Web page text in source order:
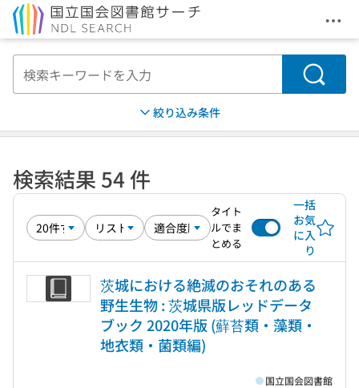
メ
検索
絞り込み条件
検索結果 54 件
タイト
ルでま
とめる
一括
お気
に入
り
茨城における絶滅のおそれのある
野生生物 : 茨城県版レッドデータ
ブック 2020年版 (蘚苔類・藻類・
地衣類・菌類編)
国立国会図書館